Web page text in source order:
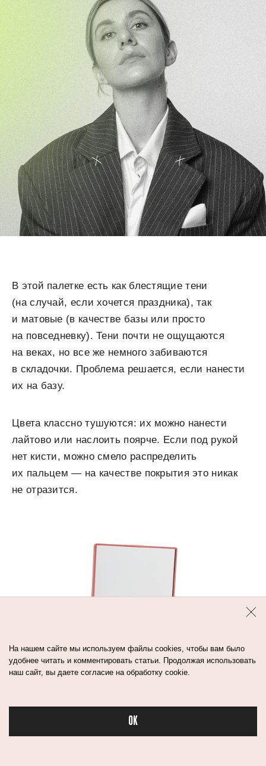
Бьюти в
В этой палетке есть как блестящие тени
(на случай, если хочется праздника), так
и матовые (в качестве базы или просто
на повседневку). Тени почти не ощущаются
на веках, но все же немного забиваются
в складочки. Проблема решается, если нанести
их на базу.
Цвета классно тушуются: их можно нанести
лайтово или наслоить поярче. Если под рукой
нет кисти, можно смело распределить
их пальцем — на качестве покрытия это никак
не отразится.
На нашем сайте мы используем файлы cookies, чтобы вам было
удобнее читать и комментировать статьи. Продолжая использовать
наш сайт, вы даете согласие на обработку cookie.
OK